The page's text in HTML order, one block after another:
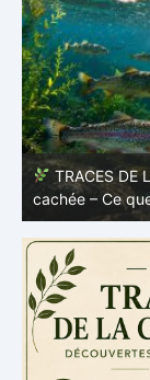
TRACES DE
– Pourquoi les